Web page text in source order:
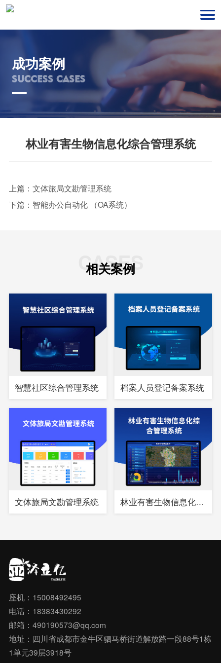
成功案例
SUCCESS CASES
林业有害生物信息化综合管理系统
上篇： 文体旅局文勘管理系统
下篇： 智能办公自动化 （OA系统）
CASES
相关案例
智慧社区综合管理系统 档案人员登记备案系统
文体旅局文勘管理系统 林业有害生物信息化综合管理系统
座机：15008492495
电话：18383430292
邮箱：490190573@qq.com
地址：四川省成都市金牛区驷马桥街道解放路一段88号1栋
1单元39层3918号